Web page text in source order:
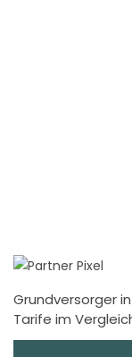
Grundversorger
Tarife im